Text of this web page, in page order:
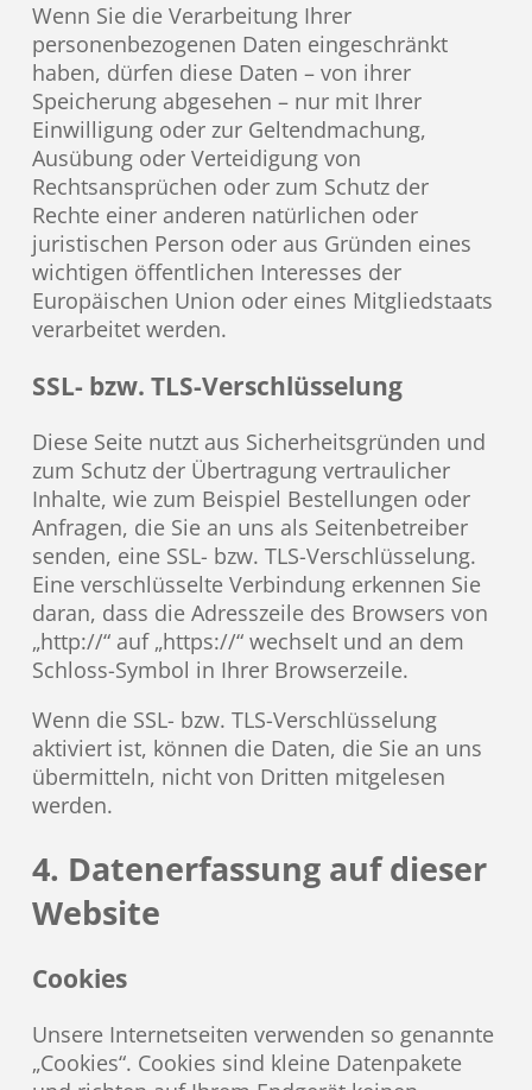
Wenn Sie die Verarbeitung Ihrer
personenbezogenen Daten eingeschränkt
haben, dürfen diese Daten – von ihrer
Speicherung abgesehen – nur mit Ihrer
Einwilligung oder zur Geltendmachung,
Ausübung oder Verteidigung von
Rechtsansprüchen oder zum Schutz der
Rechte einer anderen natürlichen oder
juristischen Person oder aus Gründen eines
wichtigen öffentlichen Interesses der
Europäischen Union oder eines Mitgliedstaats
verarbeitet werden.
SSL- bzw. TLS-Verschlüsselung
Diese Seite nutzt aus Sicherheitsgründen und
zum Schutz der Übertragung vertraulicher
Inhalte, wie zum Beispiel Bestellungen oder
Anfragen, die Sie an uns als Seitenbetreiber
senden, eine SSL- bzw. TLS-Verschlüsselung.
Eine verschlüsselte Verbindung erkennen Sie
daran, dass die Adresszeile des Browsers von
„http://“ auf „https://“ wechselt und an dem
Schloss-Symbol in Ihrer Browserzeile.
Wenn die SSL- bzw. TLS-Verschlüsselung
aktiviert ist, können die Daten, die Sie an uns
übermitteln, nicht von Dritten mitgelesen
werden.
4. Datenerfassung auf dieser
Website
Cookies
Unsere Internetseiten verwenden so genannte
„Cookies“. Cookies sind kleine Datenpakete